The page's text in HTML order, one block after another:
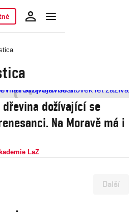
dřevina dožívající se
Na Moravě má i
LaZ
Další